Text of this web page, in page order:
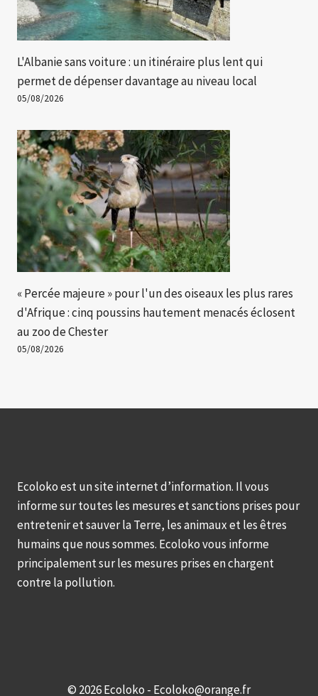
L'Albanie sans voiture : un itinéraire plus lent qui
permet de dépenser davantage au niveau local
05/08/2026
« Percée majeure » ​​pour l'un des oiseaux les plus rares
d'Afrique : cinq poussins hautement menacés éclosent
au zoo de Chester
05/08/2026
Ecoloko est un site internet d’information. Il vous
informe sur toutes les mesures et sanctions prises pour
entretenir et sauver la Terre, les animaux et les êtres
humains que nous sommes. Ecoloko vous informe
principalement sur les mesures prises en chargent
contre la pollution.
© 2026 Ecoloko - Ecoloko@orange.fr